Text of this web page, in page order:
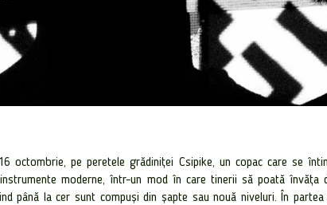
octombrie, pe peretele grădiniței Csipike, un copac care se
moderne, într-un mod în care tinerii să poată învăța
până la cer sunt compuși din șapte sau nouă niveluri. În